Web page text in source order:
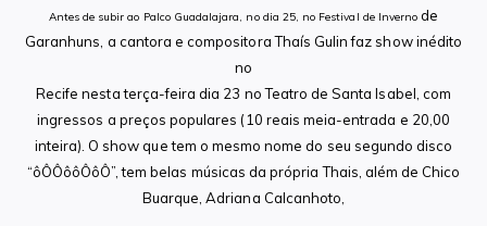
Antes de subir ao Palco Guadalajara, no dia 25, no Festival de Inverno de
Garanhuns, a cantora e compositora Thaís Gulin faz show inédito
no
Recife nesta terça-feira dia 23 no Teatro de Santa Isabel, com
ingressos a preços populares (10 reais meia-entrada e 20,00
inteira). O show que tem o mesmo nome do seu segundo disco
“ôÔÔôôÔôÔ”, tem belas músicas da própria Thais, além de Chico
Buarque, Adriana Calcanhoto,